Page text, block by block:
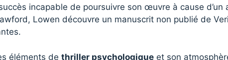
incapable de poursuivre son œuvre à cause d’un
Lowen découvre un manuscrit non publié de
éléments de thriller psychologique et son